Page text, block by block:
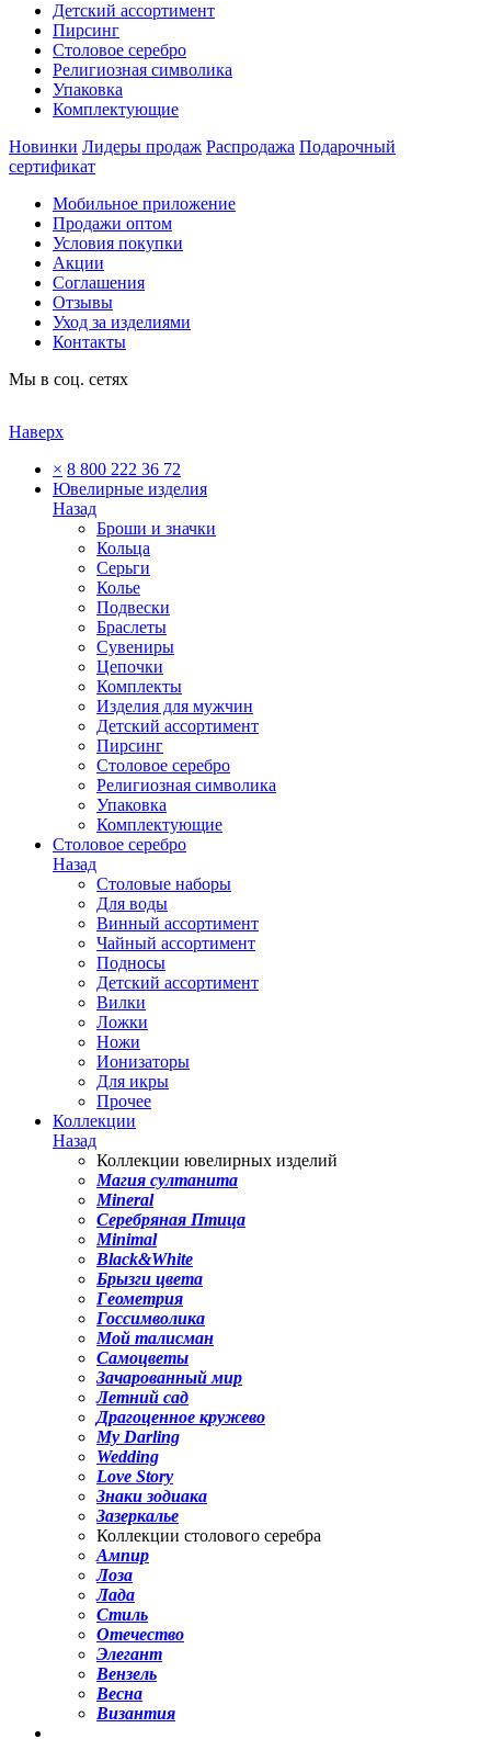
Детский ассортимент
Пирсинг
Столовое серебро
Религиозная символика
Упаковка
Комплектующие
Новинки Лидеры продаж Распродажа Подарочный
сертификат
Мобильное приложение
Продажи оптом
Условия покупки
Акции
Соглашения
Отзывы
Уход за изделиями
Контакты
Мы в соц. сетях
Наверх
× 8 800 222 36 72
Ювелирные изделия
Назад
Броши и значки
Кольца
Серьги
Колье
Подвески
Браслеты
Сувениры
Цепочки
Комплекты
Изделия для мужчин
Детский ассортимент
Пирсинг
Столовое серебро
Религиозная символика
Упаковка
Комплектующие
Столовое серебро
Назад
Столовые наборы
Для воды
Винный ассортимент
Чайный ассортимент
Подносы
Детский ассортимент
Вилки
Ложки
Ножи
Ионизаторы
Для икры
Прочее
Коллекции
Назад
Коллекции ювелирных изделий
Магия султанита
Mineral
Серебряная Птица
Minimal
Black&White
Брызги цвета
Геометрия
Госсимволика
Мой талисман
Самоцветы
Зачарованный мир
Летний сад
Драгоценное кружево
My Darling
Wedding
Love Story
Знаки зодиака
Зазеркалье
Коллекции столового серебра
Ампир
Лоза
Лада
Стиль
Отечество
Элегант
Вензель
Весна
Византия